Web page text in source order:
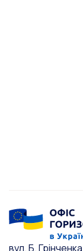
вул. Б.